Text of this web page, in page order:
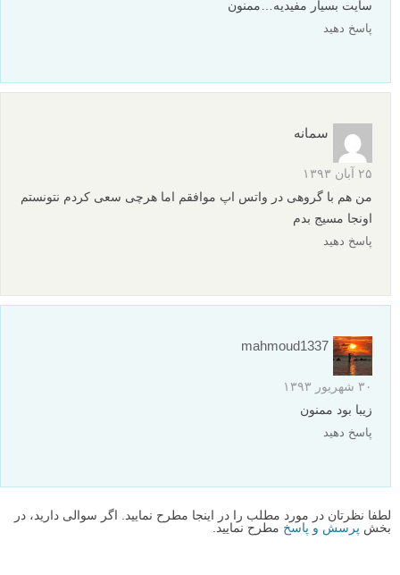
سایت بسیار مفیدیه…ممنون
پاسخ دهید
سمانه
۲۵ آبان ۱۳۹۳
من هم با گروهی در واتس اپ موافقم اما هرچی سعی کردم نتونستم
اونجا مسیج بدم
پاسخ دهید
mahmoud1337
۳۰ شهریور ۱۳۹۳
زیبا بود ممنون
پاسخ دهید
لطفا نظرتان در مورد مطلب را در اینجا مطرح نمایید. اگر سوالی دارید، در
بخش پرسش و پاسخ مطرح نمایید.